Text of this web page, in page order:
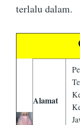
terlalu dalam.
Alamat